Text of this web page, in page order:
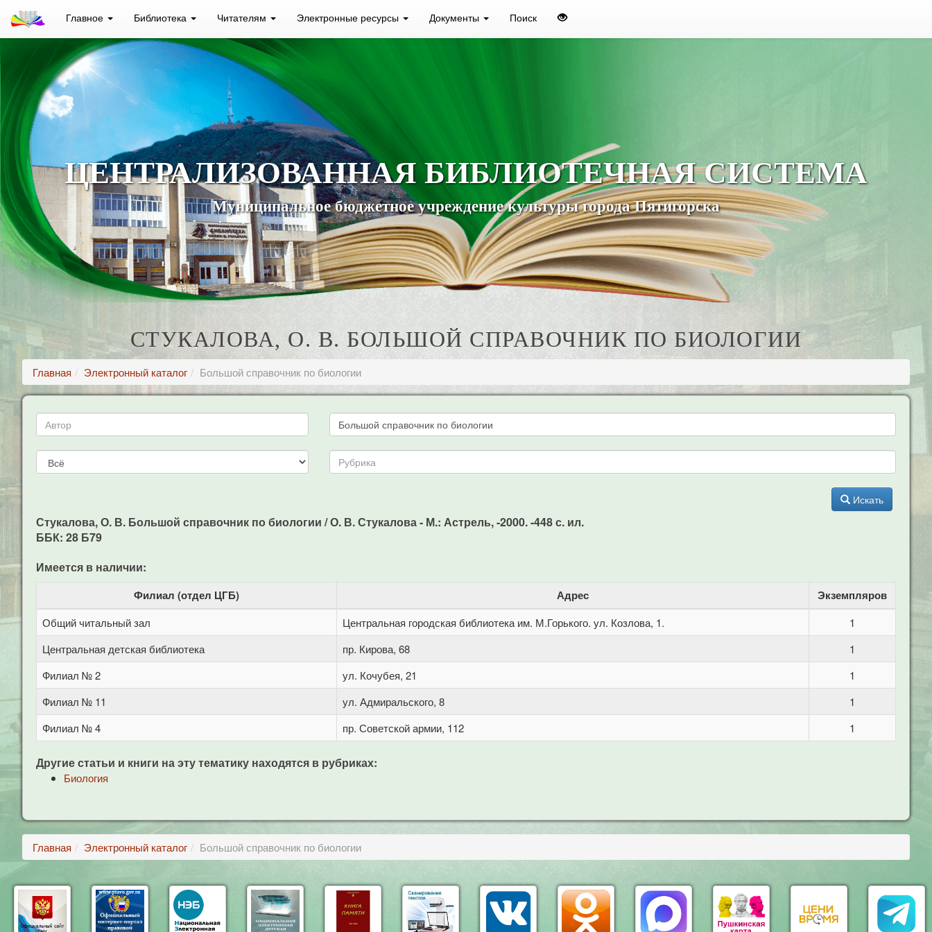
Главное Библиотека Читателям Электронные ресурсы Документы Поиск
ЦЕНТРАЛИЗОВАННАЯ БИБЛИОТЕЧНАЯ СИСТЕМА
Муниципальное бюджетное учреждение культуры города Пятигорска
СТУКАЛОВА, О. В. БОЛЬШОЙ СПРАВОЧНИК ПО БИОЛОГИИ
Главная Электронный каталог Большой справочник по биологии
Искать
Стукалова, О. В. Большой справочник по биологии / О. В. Стукалова - М.: Астрель, -2000. -448 с. ил.
ББК: 28 Б79
Имеется в наличии:
Филиал (отдел ЦГБ) Адрес Экземпляров
Общий читальный зал Центральная городская библиотека им. М.Горького. ул. Козлова, 1.
1
Центральная детская библиотека
пр. Кирова, 68
1
Филиал № 2
ул. Кочубея, 21
1
Филиал № 11
ул. Адмиральского, 8
1
Филиал № 4
пр. Советской армии, 112 1
Другие статьи и книги на эту тематику находятся в рубриках:
Биология
Главная Электронный каталог Большой справочник по биологии